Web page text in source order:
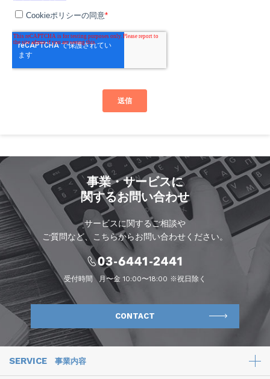
事業・サービスに
関するお問い合わせ
サービスに関するご相談や
ご質問など、こちらからお問い合わせください。
受付時間 月〜金 10:00〜18:00 ※祝日除く
CONTACT
SERVICE 事業内容